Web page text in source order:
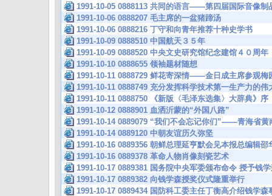
1991-10-05 0888113 共同的语言——第四届国际音像制
1991-10-06 0888207 毛主席的一盆猪蹄汤
1991-10-06 0888216 丁守和向青年推荐十种史学书
1991-10-09 0888510 中国航天３５年
1991-10-09 0888520 中央文史研究馆纪念建馆４０周年
1991-10-10 0888655 领袖题材随想
1991-10-11 0888729 鲜花寄深情——金日成主席参观梅
1991-10-11 0888749 充分发挥科学技术第一生产力的
1991-10-11 0888750 《新版〈毛泽东选集〉大辞典》序
1991-10-12 0888901 血洒沂蒙的“外国八路”
1991-10-14 0889079 “我们不会忘记你们”——青海省黄
1991-10-14 0889120 中朝友谊历久弥坚
1991-10-16 0889356 朝鲜总理延亨默会见本报总编辑
1991-10-16 0889378 革命人物肖像刻瓷艺术
1991-10-17 0889381 国务院中央军委颁布命令 授予钱
1991-10-17 0889382 向钱学森授奖仪式隆重举行
1991-10-17 0889434 国防科工委主任丁衡高介绍钱